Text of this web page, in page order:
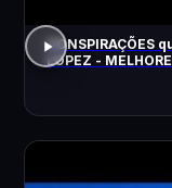
CONSPIRAÇÕES
LOPEZ -